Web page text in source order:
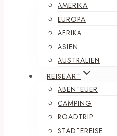
AMERIKA
EUROPA
AFRIKA
ASIEN
AUSTRALIEN
REISEART
ABENTEUER
CAMPING
ROADTRIP
STÄDTEREISE